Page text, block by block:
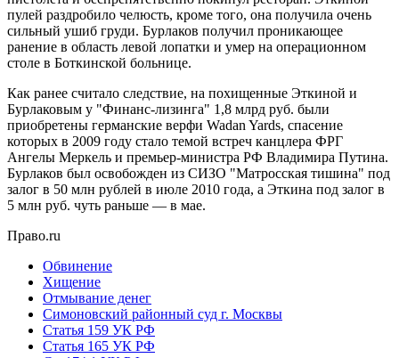
пулей раздробило челюсть, кроме того, она получила очень
сильный ушиб груди. Бурлаков получил проникающее
ранение в область левой лопатки и умер на операционном
столе в Боткинской больнице.
Как ранее считало следствие, на похищенные Эткиной и
Бурлаковым у "Финанс-лизинга" 1,8 млрд руб. были
приобретены германские верфи Wadan Yards, спасение
которых в 2009 году стало темой встреч канцлера ФРГ
Ангелы Меркель и премьер-министра РФ Владимира Путина.
Бурлаков был освобожден из СИЗО "Матросская тишина" под
залог в 50 млн рублей в июле 2010 года, а Эткина под залог в
5 млн руб. чуть раньше — в мае.
Право.ru
Обвинение
Хищение
Отмывание денег
Симоновский районный суд г. Москвы
Статья 159 УК РФ
Статья 165 УК РФ